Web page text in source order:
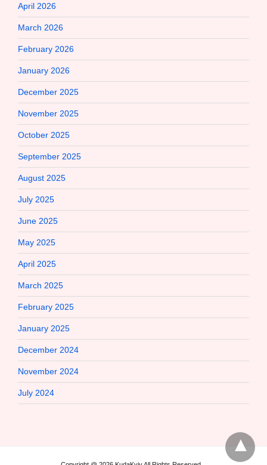
April 2026
March 2026
February 2026
January 2026
December 2025
November 2025
October 2025
September 2025
August 2025
July 2025
June 2025
May 2025
April 2025
March 2025
February 2025
January 2025
December 2024
November 2024
July 2024